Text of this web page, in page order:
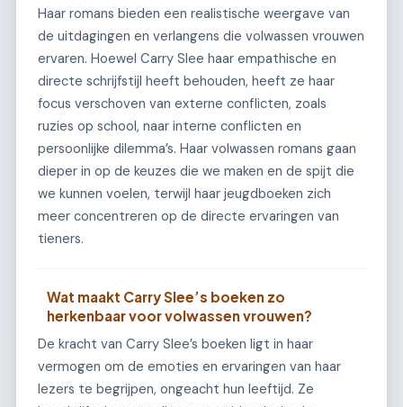
Haar romans bieden een realistische weergave van
de uitdagingen en verlangens die volwassen vrouwen
ervaren. Hoewel Carry Slee haar empathische en
directe schrijfstijl heeft behouden, heeft ze haar
focus verschoven van externe conflicten, zoals
ruzies op school, naar interne conflicten en
persoonlijke dilemma’s. Haar volwassen romans gaan
dieper in op de keuzes die we maken en de spijt die
we kunnen voelen, terwijl haar jeugdboeken zich
meer concentreren op de directe ervaringen van
tieners.
Wat maakt Carry Slee’s boeken zo
herkenbaar voor volwassen vrouwen?
De kracht van Carry Slee’s boeken ligt in haar
vermogen om de emoties en ervaringen van haar
lezers te begrijpen, ongeacht hun leeftijd. Ze